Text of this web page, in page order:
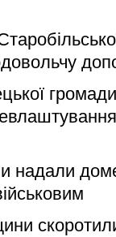
надали